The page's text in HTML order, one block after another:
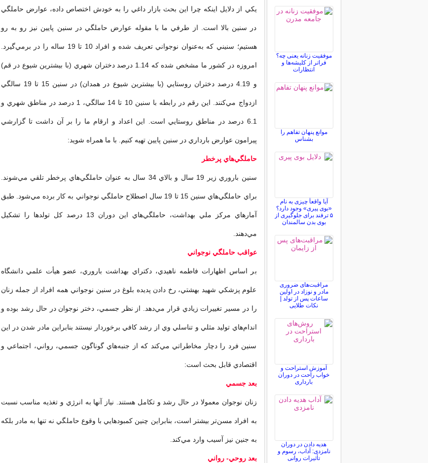
يكي از دلايل اينكه چرا اين بحث بازار داغي را به خودش اختصاص داده، عوارض حاملگي
در سنين بالا است. از طرفي ما با مقوله عوارض حاملگي در سنين پايين نيز رو به رو
هستيم؛ سنيني كه به‌عنوان نوجواني تعريف شده و افراد 10 تا 19 ساله را در برمي‌گيرد.
امروزه در كشور ما مشخص شده كه 1.14 درصد دختران شهري (با بيشترين شيوع در قم)
و 4.19 درصد دختران روستايي (با بيشترين شيوع در همدان) در سنين 15 تا 19 سالگي
ازدواج مي‌كنند. اين رقم در رابطه با سنين 10 تا 14 سالگي، 1 درصد در مناطق شهري و
6.1 درصد در مناطق روستايي است. اين اعداد و ارقام ما را بر آن داشت تا گزارشي
پيرامون عوارض بارداري در سنين پايين تهيه كنيم. با ما همراه شويد:
حاملگي‌هاي پرخطر
سنين باروري زير 19 سال و بالاي 34 سال به عنوان حاملگي‌هاي پرخطر تلقي مي‌شوند.
براي حاملگي‌هاي سنين 15 تا 19 سال اصطلاح حاملگي نوجواني به كار برده مي‌شود. طبق
آمارهاي مركز ملي بهداشت، حاملگي‌هاي اين دوران 13 درصد كل تولدها را تشكيل
مي‌دهند.
عواقب حاملگي نوجواني
بر اساس اظهارات فاطمه ناهيدي، دكتراي بهداشت باروري، عضو هيأت علمي دانشگاه
علوم پزشكي شهيد بهشتي، رخ دادن پديده بلوغ در سنين نوجواني همه افراد از جمله زنان
را در مسير تغييرات زيادي قرار مي‌دهد. از نظر جسمي، دختر نوجوان در حال رشد بوده و
اندام‌هاي توليد مثلي و تناسلي وي از رشد كافي برخوردار نيستند بنابراين مادر شدن در اين
سنين فرد را دچار مخاطراتي مي‌كند كه از جنبه‌هاي گوناگون جسمي، رواني، اجتماعي و
اقتصادي قابل بحث است:
بعد جسمي
زنان نوجوان معمولا در حال رشد و تكامل هستند. نياز آنها به انرژي و تغذيه مناسب نسبت
به افراد مسن‌تر بيشتر است، بنابراين چنين كمبودهايي با وقوع حاملگي نه تنها به مادر بلكه
به جنين نيز آسيب وارد مي‌كند.
بعد روحي- رواني
موفقیت زنانه یعنی چه؟
فراتر از کلیشه‌ها و
انتظارات
موانع پنهان تفاهم را
بشناس
آیا واقعاً چیزی به نام
«بوی پیری» وجود دارد؟
۵ ترفند برای جلوگیری از
بوی بدن سالمندان
مراقبت‌های ضروری
مادر و نوزاد در اولین
ساعات پس از تولد |
نکات طلایی
آموزش استراحت و
خواب راحت در دوران
بارداری
هدیه دادن در دوران
نامزدی: آداب، رسوم و
تأثیرات روانی